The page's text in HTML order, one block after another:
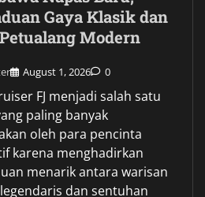
Gaya Klasik dan
Modern
August 1, 2026 0
FJ menjadi salah satu
paling banyak
oleh para pencinta
karena menghadirkan
menarik antara warisan
dan sentuhan